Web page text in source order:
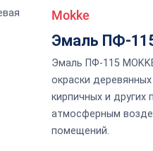
Mokke
Эмаль ПФ-115
Эмаль ПФ-115
окраски
кирпичных и других
атмосферным
помещений.